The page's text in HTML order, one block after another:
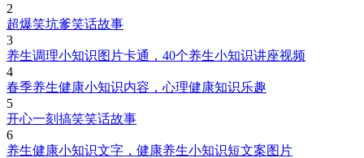
2
超爆笑坑爹笑话故事
3
养生调理小知识图片卡通，40个养生小知识讲座视频
4
春季养生健康小知识内容，心理健康知识乐趣
5
开心一刻搞笑笑话故事
6
养生健康小知识文字，健康养生小知识短文案图片